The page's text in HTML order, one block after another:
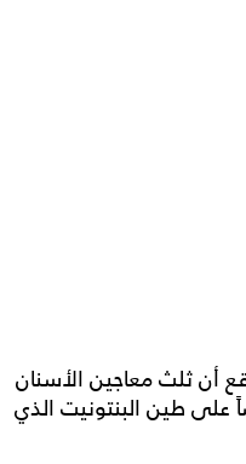
أن ثلث معاجين الأسنان
على طين البنتونيت الذي